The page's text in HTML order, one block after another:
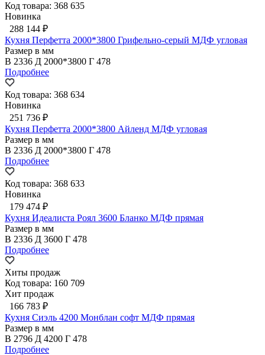
Код товара: 368 635
Новинка
288 144 ₽
Кухня Перфетта 2000*3800 Грифельно-серый МДФ угловая
Размер в мм
В 2336 Д 2000*3800 Г 478
Подробнее
Код товара: 368 634
Новинка
251 736 ₽
Кухня Перфетта 2000*3800 Айленд МДФ угловая
Размер в мм
В 2336 Д 2000*3800 Г 478
Подробнее
Код товара: 368 633
Новинка
179 474 ₽
Кухня Идеалиста Роял 3600 Бланко МДФ прямая
Размер в мм
В 2336 Д 3600 Г 478
Подробнее
Хиты продаж
Код товара: 160 709
Хит продаж
166 783 ₽
Кухня Сиэль 4200 Монблан софт МДФ прямая
Размер в мм
В 2796 Д 4200 Г 478
Подробнее